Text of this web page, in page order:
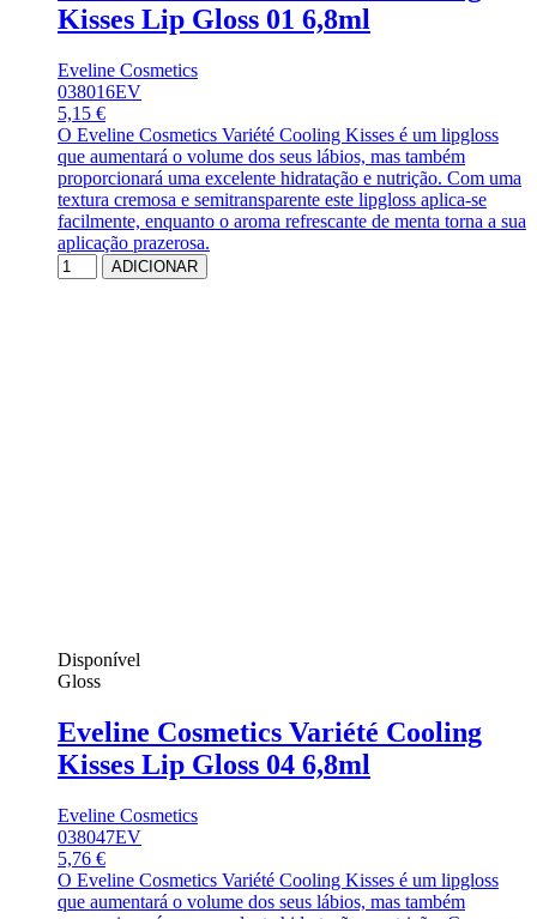
Kisses Lip Gloss 01 6,8ml
Eveline Cosmetics
038016EV
5,15 €
O Eveline Cosmetics Variété Cooling Kisses é um lipgloss
que aumentará o volume dos seus lábios, mas também
proporcionará uma excelente hidratação e nutrição. Com uma
textura cremosa e semitransparente este lipgloss aplica-se
facilmente, enquanto o aroma refrescante de menta torna a sua
aplicação prazerosa.
ADICIONAR
Disponível
Gloss
Eveline Cosmetics Variété Cooling
Kisses Lip Gloss 04 6,8ml
Eveline Cosmetics
038047EV
5,76 €
O Eveline Cosmetics Variété Cooling Kisses é um lipgloss
que aumentará o volume dos seus lábios, mas também